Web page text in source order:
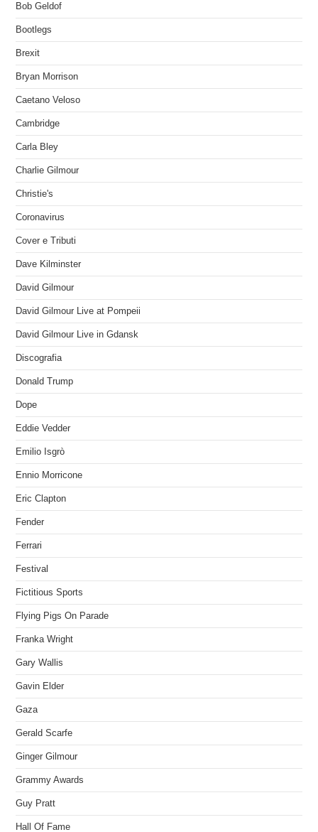
Bob Geldof
Bootlegs
Brexit
Bryan Morrison
Caetano Veloso
Cambridge
Carla Bley
Charlie Gilmour
Christie's
Coronavirus
Cover e Tributi
Dave Kilminster
David Gilmour
David Gilmour Live at Pompeii
David Gilmour Live in Gdansk
Discografia
Donald Trump
Dope
Eddie Vedder
Emilio Isgrò
Ennio Morricone
Eric Clapton
Fender
Ferrari
Festival
Fictitious Sports
Flying Pigs On Parade
Franka Wright
Gary Wallis
Gavin Elder
Gaza
Gerald Scarfe
Ginger Gilmour
Grammy Awards
Guy Pratt
Hall Of Fame